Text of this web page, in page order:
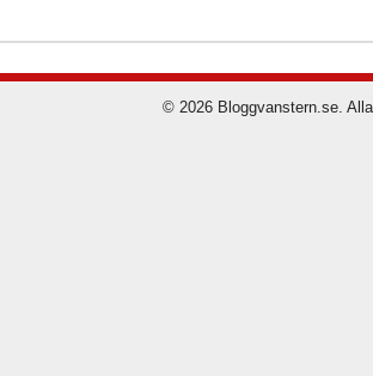
© 2026 Bloggvanstern.se.